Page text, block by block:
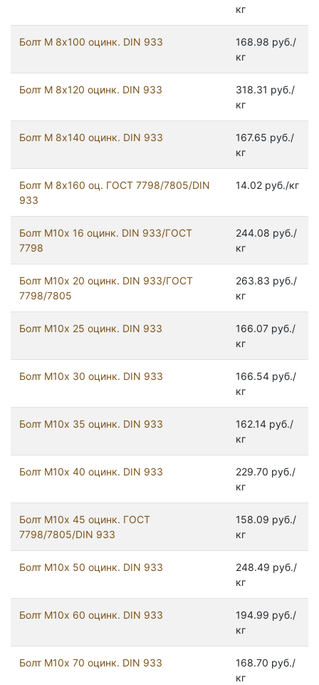
кг
Болт М 8х100 оцинк. DIN 933
168.98 руб./
кг
Болт М 8х120 оцинк. DIN 933
318.31 руб./
кг
Болт М 8х140 оцинк. DIN 933
167.65 руб./
кг
Болт М 8х160 оц. ГОСТ 7798/7805/DIN
933
14.02 руб./кг
Болт М10х 16 оцинк. DIN 933/ГОСТ
7798
244.08 руб./
кг
Болт М10х 20 оцинк. DIN 933/ГОСТ
7798/7805
263.83 руб./
кг
Болт М10х 25 оцинк. DIN 933
166.07 руб./
кг
Болт М10х 30 оцинк. DIN 933
166.54 руб./
кг
Болт М10х 35 оцинк. DIN 933
162.14 руб./
кг
Болт М10х 40 оцинк. DIN 933
229.70 руб./
кг
Болт М10х 45 оцинк. ГОСТ
7798/7805/DIN 933
158.09 руб./
кг
Болт М10х 50 оцинк. DIN 933
248.49 руб./
кг
Болт М10х 60 оцинк. DIN 933
194.99 руб./
кг
Болт М10х 70 оцинк. DIN 933
168.70 руб./
кг